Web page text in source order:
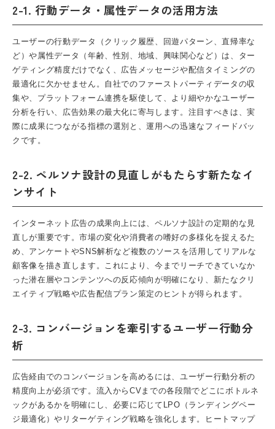
2-1. 行動データ・属性データの活用方法
ユーザーの行動データ（クリック履歴、回遊パターン、直帰率な
ど）や属性データ（年齢、性別、地域、興味関心など）は、ター
ゲティング精度だけでなく、広告メッセージや配信タイミングの
最適化に欠かせません。自社でのファーストパーティデータの収
集や、プラットフォーム連携を駆使して、より細やかなユーザー
分析を行い、広告効果の最大化に寄与します。注目すべきは、実
際に成果につながる指標の選別と、運用への迅速なフィードバッ
クです。
2-2. ペルソナ設計の見直しがもたらす新たなイ
ンサイト
インターネット広告の成果向上には、ペルソナ設計の定期的な見
直しが重要です。市場の変化や消費者の嗜好の多様化を捉えるた
め、アンケートやSNS解析など複数のソースを活用してリアルな
顧客像を描き直します。これにより、今までリーチできていなか
った潜在層やコンテンツへの反応傾向が明確になり、新たなクリ
エイティブ戦略や広告配信プラン策定のヒントが得られます。
2-3. コンバージョンを牽引するユーザー行動分
析
広告経由でのコンバージョンを高めるには、ユーザー行動分析の
精度向上が必須です。流入からCVまでの各段階でどこにボトルネ
ックがあるかを明確にし、必要に応じてLPO（ランディングペー
ジ最適化）やリターゲティング戦略を強化します。ヒートマップ